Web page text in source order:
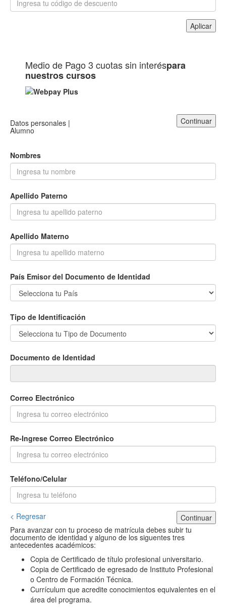
Aplicar
Medio de Pago 3 cuotas sin interéspara
nuestros cursos
Continuar
Datos personales |
Alumno
Nombres
Apellido Paterno
Apellido Materno
País Emisor del Documento de Identidad
Tipo de Identificación
Documento de Identidad
Correo Electrónico
Re-Ingrese Correo Electrónico
Teléfono/Celular
< Regresar
Continuar
Para avanzar con tu proceso de matrícula debes subir tu
documento de identidad y alguno de los siguentes tres
antecedentes académicos:
Copia de Certificado de título profesional universitario.
Copia de Certificado de egresado de Instituto Profesional
o Centro de Formación Técnica.
Currículum que acredite conocimientos equivalentes en el
área del programa.